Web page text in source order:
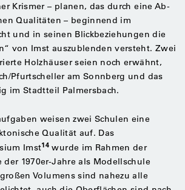
Krismer – planen, das durch eine Ab-
Qualitäten – beginnend im
und in seinen Blickbeziehungen die
von Imst auszublenden versteht. Zwei
Holzhäuser seien noch erwähnt,
Pfurtscheller am Sonnberg und das
im Stadtteil Palmersbach.
weisen zwei Schulen eine
Qualität auf. Das
Imst14 wurde im Rahmen der
1970er-Jahre als Modellschule
Volumens sind nahezu alle